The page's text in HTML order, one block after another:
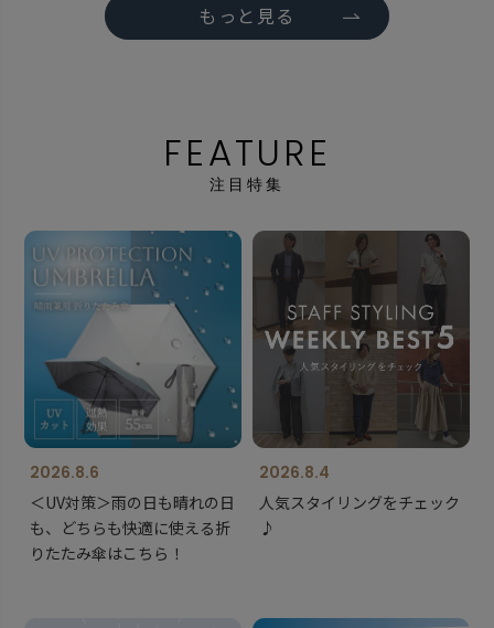
もっと見る
FEATURE
注目特集
2026.8.6
＜UV対策＞雨の日も晴れの日
も、どちらも快適に使える折
りたたみ傘はこちら！
2026.8.4
人気スタイリングをチェック
♪